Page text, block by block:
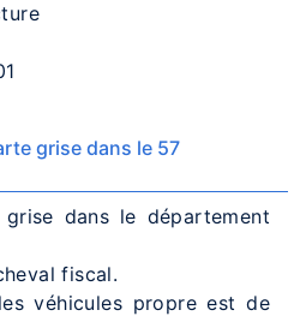
grise dans le 57
dans le département
fiscal.
véhicules propre est de